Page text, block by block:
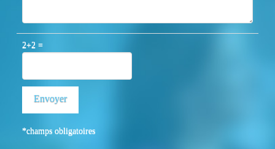
2+2 =
*champs obligatoires